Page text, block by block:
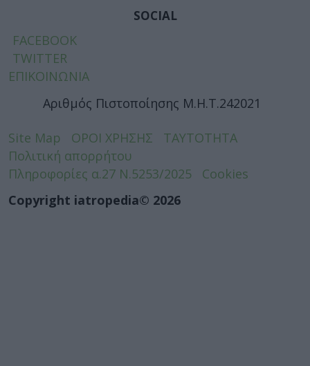
SOCIAL
FACEBOOK
TWITTER
ΕΠΙΚΟΙΝΩΝΙΑ
Αριθμός Πιστοποίησης Μ.Η.Τ.242021
Site Map ΟΡΟΙ ΧΡΗΣΗΣ
ΤΑΥΤΟΤΗΤΑ
Πολιτική απορρήτου
Πληροφορίες α.27 Ν.5253/2025
Cookies
Copyright iatropedia© 2026